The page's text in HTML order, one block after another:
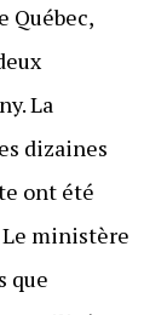
Québec,
La
dizaines
ont été
Le ministère
que